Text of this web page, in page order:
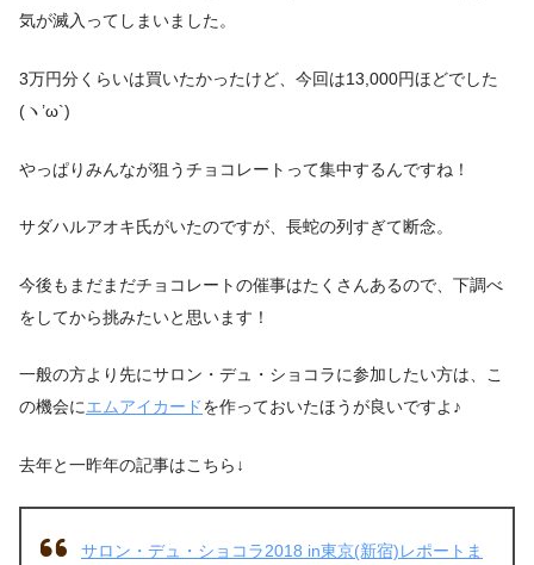
気が滅入ってしまいました。
3万円分くらいは買いたかったけど、今回は13,000円ほどでした
(ヽ’ω`)
やっぱりみんなが狙うチョコレートって集中するんですね！
サダハルアオキ氏がいたのですが、長蛇の列すぎて断念。
今後もまだまだチョコレートの催事はたくさんあるので、下調べ
をしてから挑みたいと思います！
一般の方より先にサロン・デュ・ショコラに参加したい方は、こ
の機会にエムアイカードを作っておいたほうが良いですよ♪
去年と一昨年の記事はこちら↓
サロン・デュ・ショコラ2018 in東京(新宿)レポートま